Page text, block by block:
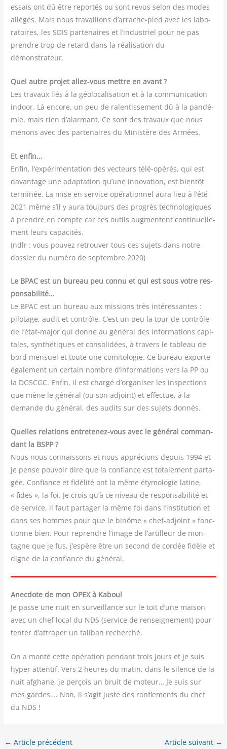
essais ont dû être repor­tés ou sont revus selon des modes
allé­gés. Mais nous tra­vaillons d’arrache-pied avec les labo­
ra­toires, les SDIS par­te­naires et l’industriel pour ne pas
prendre trop de retard dans la réa­li­sa­tion du
démonstrateur.
Quel autre pro­jet allez-vous mettre en avant ?
Les tra­vaux liés à la géo­lo­ca­li­sa­tion et à la com­mu­ni­ca­tion
indoor. Là encore, un peu de ralen­tis­se­ment dû à la pan­dé­
mie, mais rien d’alarmant. Ce sont des tra­vaux que nous
menons avec des par­te­naires du Minis­tère des Armées.
Et enfin…
Enfin, l’expérimentation des vec­teurs télé-opé­rés, qui est
davan­tage une adap­ta­tion qu’une inno­va­tion, est bien­tôt
ter­mi­née. La mise en ser­vice opé­ra­tion­nel aura lieu à l’été
2021 même s’il y aura tou­jours des pro­grès tech­no­lo­giques
à prendre en compte car ces outils aug­mentent conti­nuel­le­
ment leurs capa­ci­tés.
(ndlr : vous pou­vez retrou­ver tous ces sujets dans notre
dos­sier du numé­ro de sep­tembre 2020)
Le BPAC est un bureau peu connu et qui est sous votre res­
pon­sa­bi­li­té…
Le BPAC est un bureau aux mis­sions très inté­res­santes :
pilo­tage, audit et contrôle. C’est un peu la tour de contrôle
de l’état-major qui donne au géné­ral des infor­ma­tions capi­
tales, syn­thé­tiques et conso­li­dées, à tra­vers le tableau de
bord men­suel et toute une comi­to­lo­gie. Ce bureau exporte
éga­le­ment un cer­tain nombre d’informations vers la PP ou
la DGSCGC. Enfin, il est char­gé d’organiser les ins­pec­tions
que mène le géné­ral (ou son adjoint) et effec­tue, à la
demande du géné­ral, des audits sur des sujets donnés.
Quelles rela­tions entre­te­nez-vous avec le géné­ral com­man­
dant la BSPP ?
Nous nous connais­sons et nous appré­cions depuis 1994 et
je pense pou­voir dire que la confiance est tota­le­ment par­ta­
gée. Confiance et fidé­li­té ont la même éty­mo­lo­gie latine,
« fides », la foi. Je crois qu’à ce niveau de res­pon­sa­bi­li­té et
de ser­vice, il faut par­ta­ger la même foi dans l’institution et
dans ses hommes pour que le binôme « chef-adjoint » fonc­
tionne bien. Pour reprendre l’image de l’artilleur de mon­
tagne que je fus, j’espère être un second de cor­dée fidèle et
digne de la confiance du général.
Anecdote de mon OPEX à Kaboul
Je passe une nuit en sur­veillance sur le toit d’une mai­son
avec un chef local du NDS (ser­vice de ren­sei­gne­ment) pour
ten­ter d’attraper un tali­ban recherché.
On a mon­té cette opé­ra­tion pen­dant trois jours et je suis
hyper atten­tif. Vers 2 heures du matin, dans le silence de la
nuit afghane, je per­çois un bruit de moteur… Je suis sur
mes gardes…. Non, il s’agit juste des ron­fle­ments du chef
du NDS !
← Article précédent Article suivant →